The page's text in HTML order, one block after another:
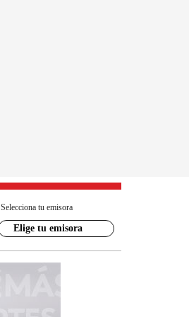
Selecciona tu emisora
Elige tu emisora